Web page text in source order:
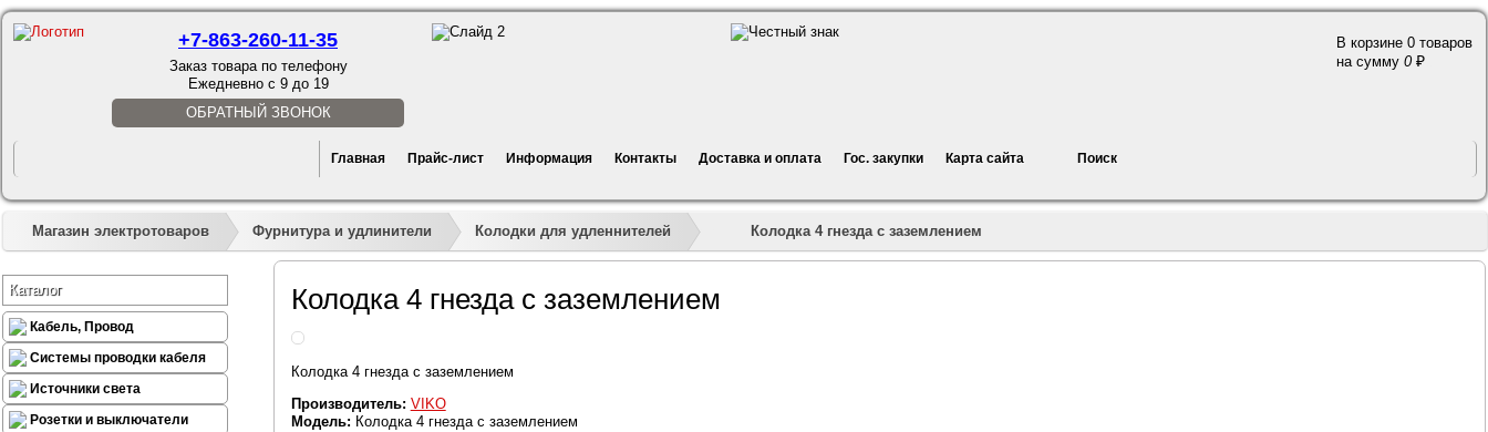
+7-863-260-11-35
Заказ товара по телефону
Ежедневно с 9 до 19
ОБРАТНЫЙ ЗВОНОК
В корзине 0 товаров
на сумму 0
Главная Прайс-лист Информация Контакты Доставка и оплата Гос. закупки Карта сайта Поиск
Магазин электротоваров »
Фурнитура и удлинители »
Колодки для удленнителей Колодка 4 гнезда с заземлением
Каталог
Кабель, Провод
Системы проводки кабеля
Источники света
Розетки и выключатели
Колодка 4 гнезда с заземлением
Колодка 4 гнезда с заземлением
Производитель: VIKO
Модель: Колодка 4 гнезда с заземлением